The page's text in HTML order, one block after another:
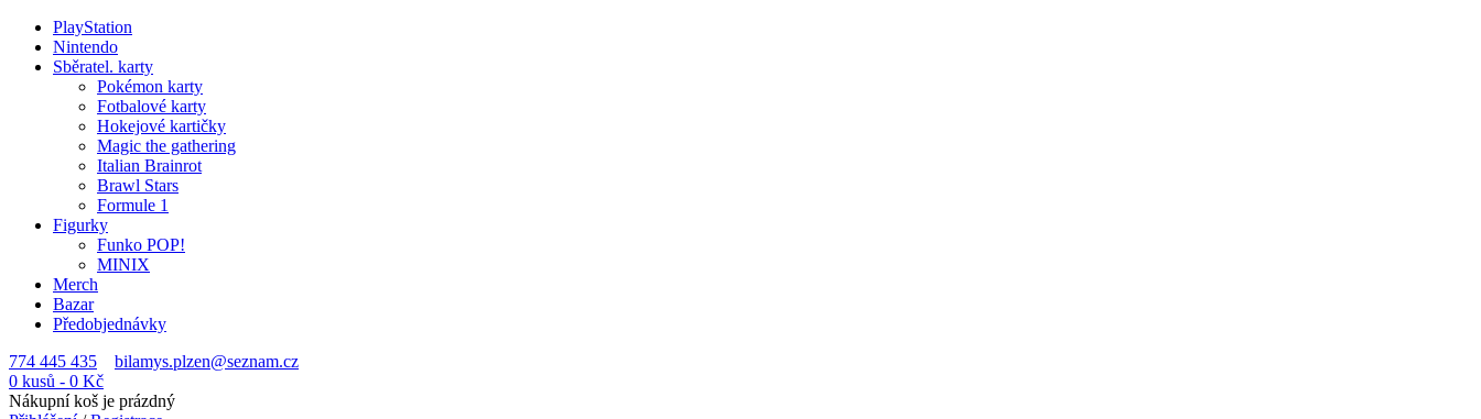
PlayStation
Nintendo
Sběratel. karty
Pokémon karty
Fotbalové karty
Hokejové kartičky
Magic the gathering
Italian Brainrot
Brawl Stars
Formule 1
Figurky
Funko POP!
MINIX
Merch
Bazar
Předobjednávky
774 445 435
bilamys.plzen@seznam.cz
0 kusů - 0 Kč
Nákupní koš je prázdný